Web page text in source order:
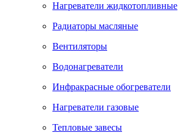
Нагреватели жидкотопливные
Радиаторы масляные
Вентиляторы
Водонагреватели
Инфракрасные обогреватели
Нагреватели газовые
Тепловые завесы